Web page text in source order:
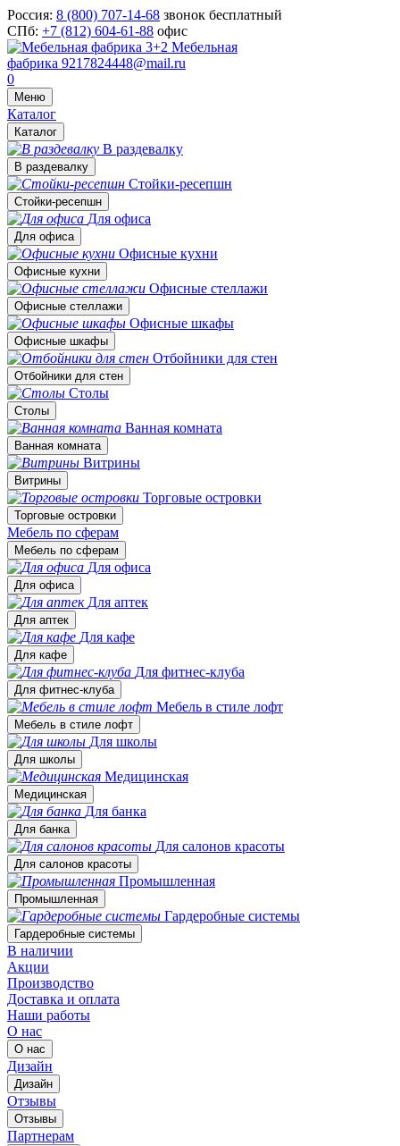
Россия: 8 (800) 707-14-68 звонок бесплатный
СПб: +7 (812) 604-61-88 офис
Мебельная
фабрика 9217824448@mail.ru
0
Меню
Каталог
Каталог
В раздевалку
В раздевалку
Стойки-ресепшн
Стойки-ресепшн
Для офиса
Для офиса
Офисные кухни
Офисные кухни
Офисные стеллажи
Офисные стеллажи
Офисные шкафы
Офисные шкафы
Отбойники для стен
Отбойники для стен
Столы
Столы
Ванная комната
Ванная комната
Витрины
Витрины
Торговые островки
Торговые островки
Мебель по сферам
Мебель по сферам
Для офиса
Для офиса
Для аптек
Для аптек
Для кафе
Для кафе
Для фитнес-клуба
Для фитнес-клуба
Мебель в стиле лофт
Мебель в стиле лофт
Для школы
Для школы
Медицинская
Медицинская
Для банка
Для банка
Для салонов красоты
Для салонов красоты
Промышленная
Промышленная
Гардеробные системы
Гардеробные системы
В наличии
Акции
Производство
Доставка и оплата
Наши работы
О нас
О нас
Дизайн
Дизайн
Отзывы
Отзывы
Партнерам